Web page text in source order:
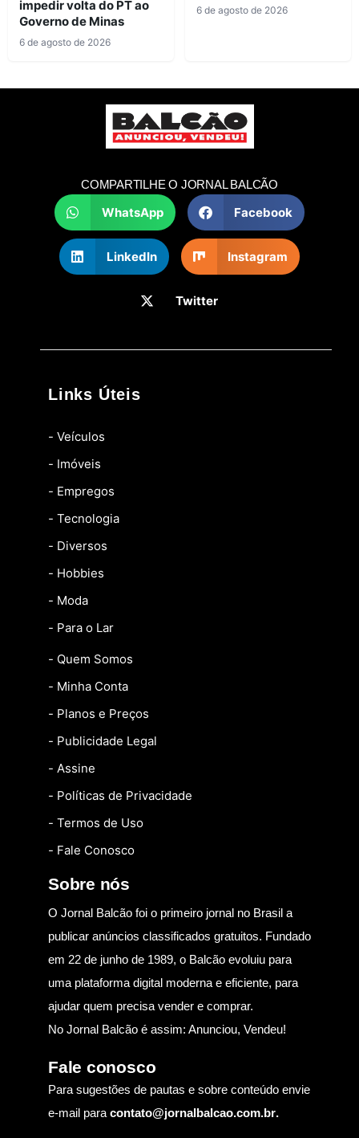
impedir volta do PT ao
Governo de Minas
6 de agosto de 2026
6 de agosto de 2026
COMPARTILHE O JORNAL BALCÃO
WhatsApp Facebook
LinkedIn Instagram
Twitter
Links Úteis
- Veículos
- Imóveis
- Empregos
- Tecnologia
- Diversos
- Hobbies
- Moda
- Para o Lar
- Quem Somos
- Minha Conta
- Planos e Preços
- Publicidade Legal
- Assine
- Políticas de Privacidade
- Termos de Uso
- Fale Conosco
Sobre nós
O Jornal Balcão foi o primeiro jornal no Brasil a
publicar anúncios classificados gratuitos. Fundado
em 22 de junho de 1989, o Balcão evoluiu para
uma plataforma digital moderna e eficiente, para
ajudar quem precisa vender e comprar.
No Jornal Balcão é assim: Anunciou, Vendeu!
Fale conosco
Para sugestões de pautas e sobre conteúdo envie
e-mail para contato@jornalbalcao.com.br.